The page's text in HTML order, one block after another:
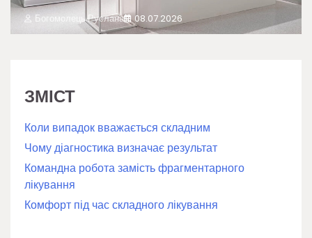
Богомолець Руслана 08.07.2026
ЗМІСТ
Коли випадок вважається складним
Чому діагностика визначає результат
Командна робота замість фрагментарного
лікування
Комфорт під час складного лікування